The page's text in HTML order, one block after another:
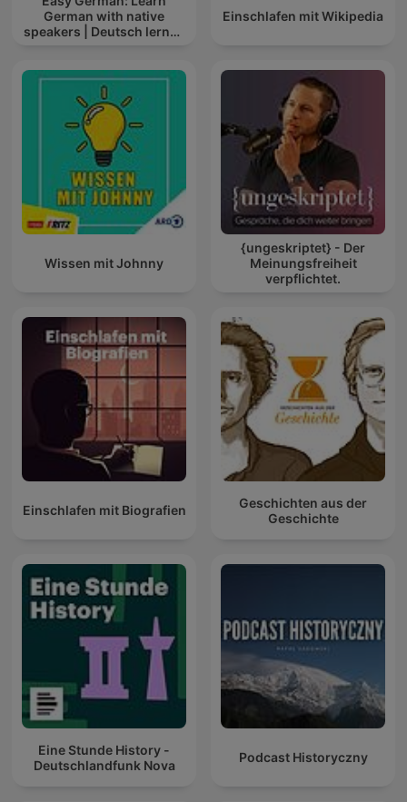
German with native
speakers | Deutsch lernen
Einschlafen mit Wikipedia
Wissen mit Johnny
{ungeskriptet} - Der
Meinungsfreiheit
verpflichtet.
Einschlafen mit Biografien
Geschichten aus der
Geschichte
Eine Stunde History -
Deutschlandfunk Nova
Podcast Historyczny